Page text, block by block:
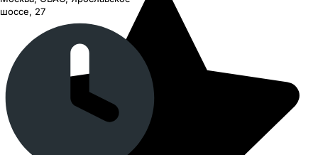
шоссе, 27